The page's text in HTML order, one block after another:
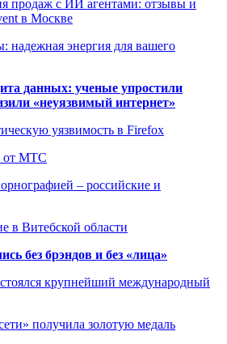
продаж с ИИ агентами: отзывы и
в Москве
надежная энергия для вашего
данных: ученые упростили
«неуязвимый интернет»
уязвимость в Firefox
от МТС
– российские и
Витебской области
без брэндов и без «лица»
крупнейший международный
получила золотую медаль